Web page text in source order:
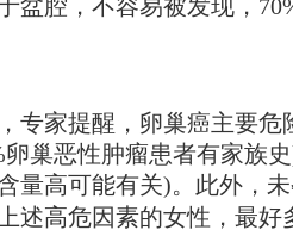
盆腔，不容易被发现，
专家提醒，卵巢癌主要危
卵巢恶性肿瘤患者有家族
量高可能有关)。此外，未
述高危因素的女性，最好